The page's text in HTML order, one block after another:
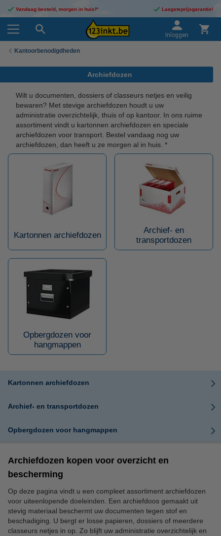
Vandaag besteld, morgen in huis!* Laagsteprijsgarantie!
Inloggen
Kantoorbenodigdheden
Archiefdozen
Wilt u documenten, dossiers of classeurs netjes en veilig
bewaren? Met stevige archiefdozen houdt u uw
administratie overzichtelijk, thuis of op kantoor. In ons ruime
assortiment vindt u kartonnen archiefdozen en speciale
archiefdozen voor transport. Bestel vandaag nog uw
archiefdozen, dan heeft u ze morgen al in huis. *
Kartonnen archiefdozen
Archief- en
transportdozen
Opbergdozen voor
hangmappen
Kartonnen archiefdozen
Archief- en transportdozen
Opbergdozen voor hangmappen
Archiefdozen kopen voor overzicht en
bescherming
Op deze pagina vindt u een compleet assortiment archiefdozen
voor uiteenlopende doeleinden. Een archiefdoos gemaakt uit
stevig materiaal beschermt uw documenten tegen stof en
beschadiging. U bergt er losse papieren, dossiers of meerdere
classeurs netjes in op. Zo blijft uw administratie overzichtelijk en